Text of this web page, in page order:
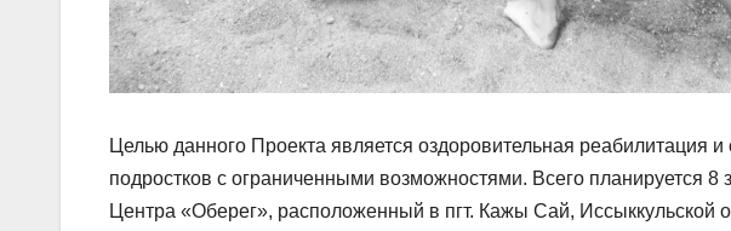
Целью данного Проекта является оздоровительная реабилитация
подростков с ограниченными возможностями. Всего планируется 8
Центра «Оберег», расположенный в пгт. Кажы Сай, Иссыккульской